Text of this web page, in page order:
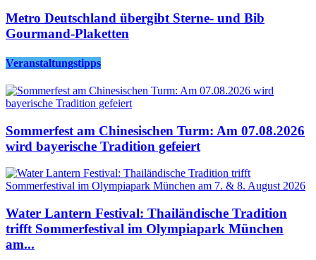
Metro Deutschland übergibt Sterne- und Bib
Gourmand-Plaketten
Veranstaltungstipps
Sommerfest am Chinesischen Turm: Am 07.08.2026
wird bayerische Tradition gefeiert
Water Lantern Festival: Thailändische Tradition
trifft Sommerfestival im Olympiapark München
am...